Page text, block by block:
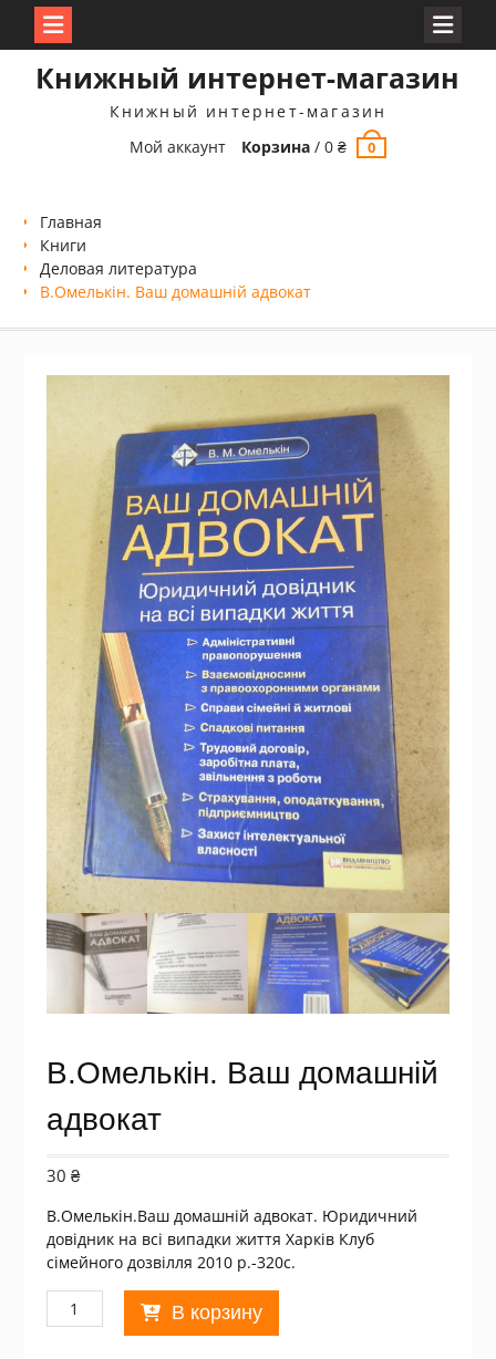
Книжный интернет-магазин
Книжный интернет-магазин
Мой аккаунт
Корзина /0₴ 0
Главная
Книги
Деловая литература
В.Омелькін. Ваш домашній адвокат
В.Омелькін. Ваш домашній
адвокат
30 ₴
В.Омелькін.Ваш домашній адвокат. Юридичний
довідник на всі випадки життя Харків Клуб
сімейного дозвілля 2010 р.-320с.
Количество
товара
В корзину